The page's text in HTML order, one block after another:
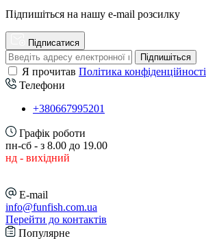
Підпишіться на нашу e-mail розсилку
Підписатися
Підпишіться
Я прочитав Політика конфіденційності
Телефони
+380667995201
Графік роботи
пн-сб - з 8.00 до 19.00
нд - вихідний
E-mail
info@funfish.com.ua
Перейти до контактів
Популярне